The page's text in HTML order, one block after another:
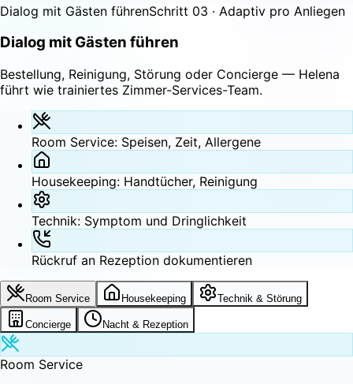
Dialog mit Gästen führenSchritt 03 · Adaptiv pro Anliegen
Dialog mit Gästen führen
Bestellung, Reinigung, Störung oder Concierge — Helena
führt wie trainiertes Zimmer-Services-Team.
Room Service: Speisen, Zeit, Allergene
Housekeeping: Handtücher, Reinigung
Technik: Symptom und Dringlichkeit
Rückruf an Rezeption dokumentieren
Room Service Housekeeping Technik & Störung
Concierge Nacht & Rezeption
Room Service